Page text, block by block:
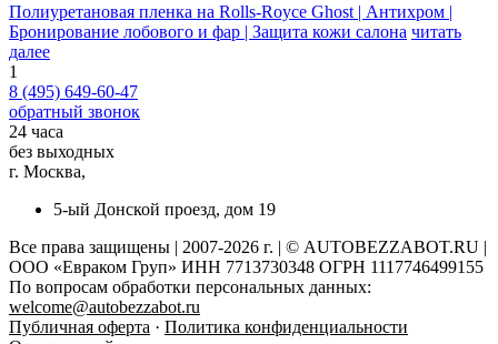
Полиуретановая пленка на Rolls-Royce Ghost | Антихром |
Бронирование лобового и фар | Защита кожи салона читать
далее
1
8 (495) 649-60-47
обратный звонок
24 часа
без выходных
г. Москва,
5-ый Донской проезд, дом 19
Все права защищены | 2007-2026 г. | © AUTOBEZZABOT.RU |
ООО «Евраком Груп» ИНН 7713730348 ОГРН 1117746499155
По вопросам обработки персональных данных:
welcome@autobezzabot.ru
Публичная оферта · Политика конфиденциальности